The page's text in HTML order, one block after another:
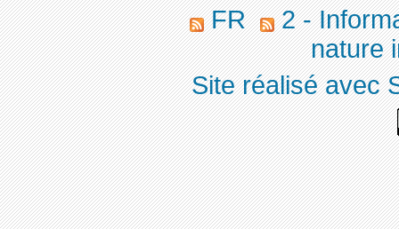
FR
2 -
nature
Site réalisé avec